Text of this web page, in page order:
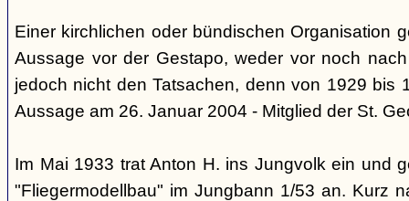
Einer kirchlichen oder bündischen Organisation
Aussage vor der Gestapo, weder vor noch
jedoch nicht den Tatsachen, denn von 1929 bis
Aussage am 26. Januar 2004 - Mitglied der St.
Im Mai 1933 trat Anton H. ins Jungvolk ein und
"Fliegermodellbau" im Jungbann 1/53 an. Kurz